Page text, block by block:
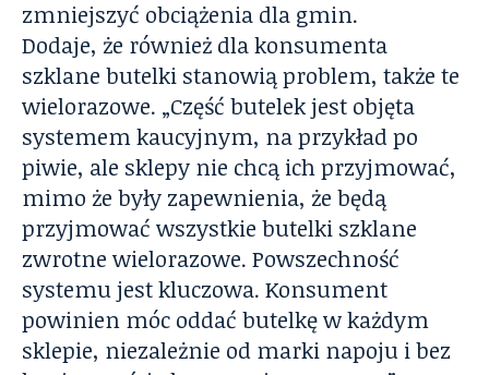
zmniejszyć obciążenia dla gmin.
Dodaje, że również dla konsumenta
szklane butelki stanowią problem, także te
wielorazowe. „Część butelek jest objęta
systemem kaucyjnym, na przykład po
piwie, ale sklepy nie chcą ich przyjmować,
mimo że były zapewnienia, że będą
przyjmować wszystkie butelki szklane
zwrotne wielorazowe. Powszechność
systemu jest kluczowa. Konsument
powinien móc oddać butelkę w każdym
sklepie, niezależnie od marki napoju i bez